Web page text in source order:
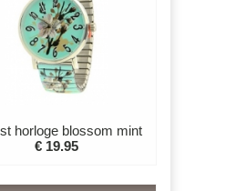
horloge blossom mint
€ 19.95